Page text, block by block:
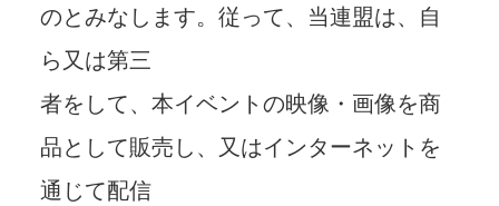
のとみなします。従って、当連盟は、自
ら又は第三
者をして、本イベントの映像・画像を商
品として販売し、又はインターネットを
通じて配信